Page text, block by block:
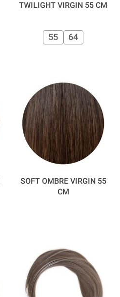
TWILIGHT VIRGIN 55 CM
55 64
SOFT OMBRE VIRGIN 55
CM